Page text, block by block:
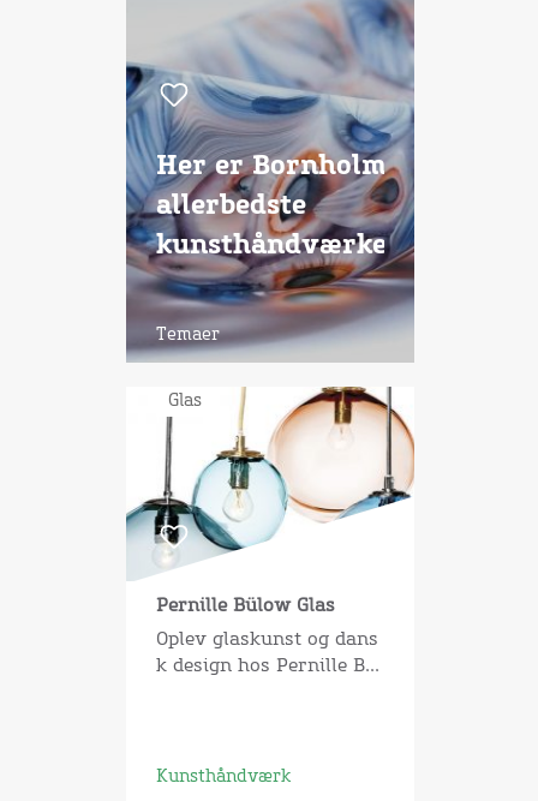
Her er Bornholms
allerbedste
kunsthåndværkere
Temaer
Glas
Pernille Bülow Glas
Oplev glaskunst og dans
k design hos Pernille B...
Kunsthåndværk